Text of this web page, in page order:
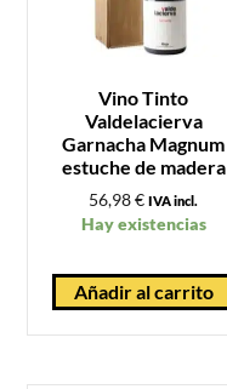
Vino Tinto
Valdelacierva
Garnacha Magnum
estuche de madera
56,98€ IVA incl.
Hay existencias
Añadir al carrito